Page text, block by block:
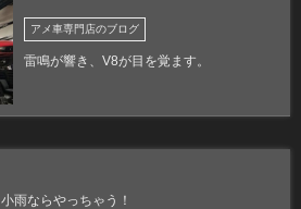
アメ車専門店のブログ
雷鳴が響き、V8が目を覚ます。
小雨ならやっちゃう！